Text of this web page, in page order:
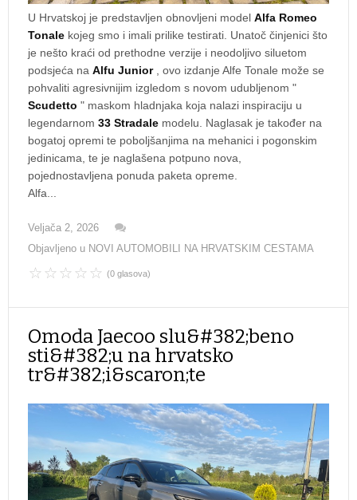
U Hrvatskoj je predstavljen obnovljeni model Alfa Romeo
Tonale kojeg smo i imali prilike testirati. Unatoč činjenici što
je nešto kraći od prethodne verzije i neodoljivo siluetom
podsjeća na Alfu Junior
, ovo izdanje Alfe Tonale može se
pohvaliti agresivnijim izgledom s novom udubljenom "
Scudetto " maskom hladnjaka koja nalazi inspiraciju u
legendarnom 33 Stradale modelu. Naglasak je također na
bogatoj opremi te poboljšanjima na mehanici i pogonskim
jedinicama, te je naglašena potpuno nova,
pojednostavljena ponuda paketa opreme.
Alfa...
Veljača 2, 2026
Objavljeno u NOVI AUTOMOBILI NA HRVATSKIM CESTAMA
(0 glasova)
Omoda Jaecoo slu&#382;beno
sti&#382;u na hrvatsko
tr&#382;i&scaron;te